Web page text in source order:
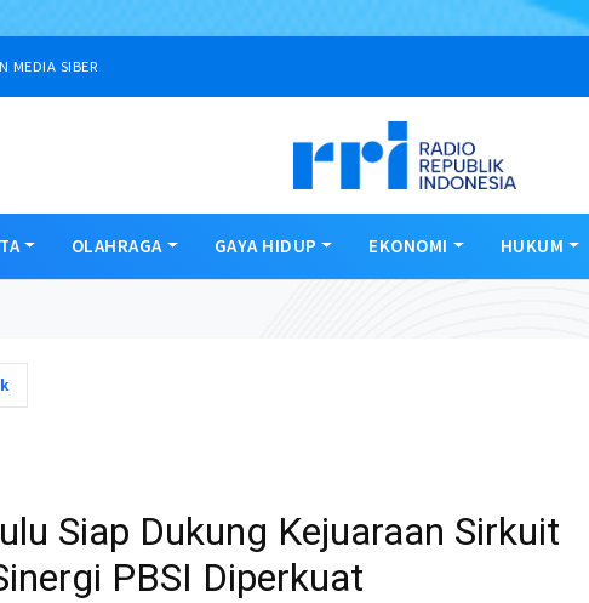
MEDIA SIBER
OLAHRAGA GAYA HIDUP EKONOMI HUKUM
Siap Dukung Kejuaraan Sirkuit
PBSI Diperkuat